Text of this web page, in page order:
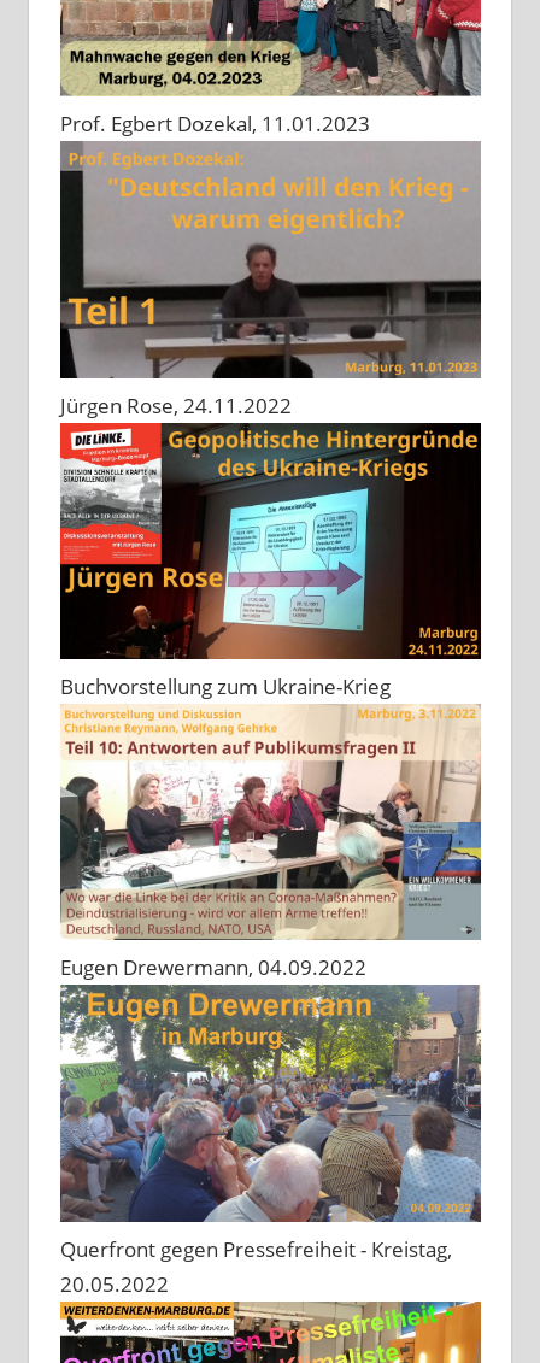
Prof. Egbert Dozekal, 11.01.2023
Jürgen Rose, 24.11.2022
Buchvorstellung zum Ukraine-Krieg
Eugen Drewermann, 04.09.2022
Querfront gegen Pressefreiheit - Kreistag,
20.05.2022